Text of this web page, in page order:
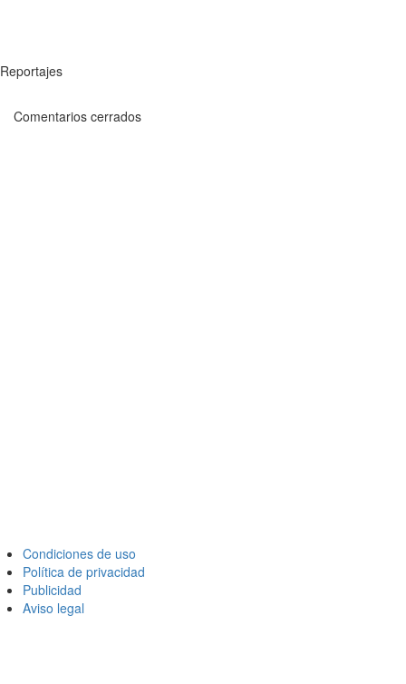
Reportajes
Comentarios cerrados
Condiciones de uso
Política de privacidad
Publicidad
Aviso legal